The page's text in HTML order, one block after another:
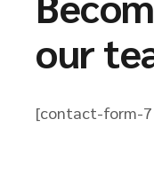
our
[contact-form-7